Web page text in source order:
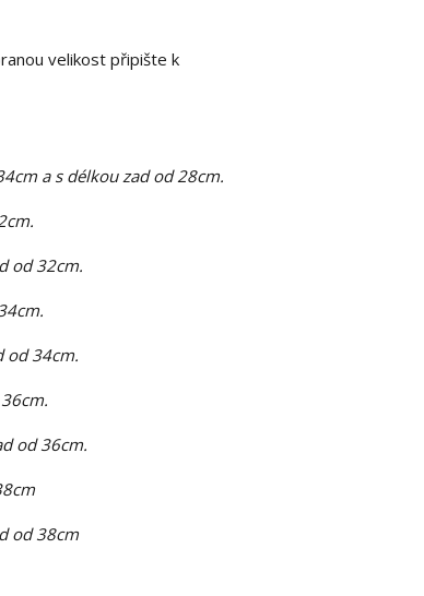
velikost připište k
a s délkou zad od 28cm.
od 32cm.
od 34cm.
od 36cm.
od 38cm